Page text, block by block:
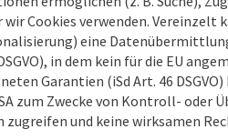
wir Cookies verwenden.
eine
in dem kein für die EU
Garantien (iSd Art. 46
zum Zwecke von Kontroll- oder
zugreifen und keine wirksamen